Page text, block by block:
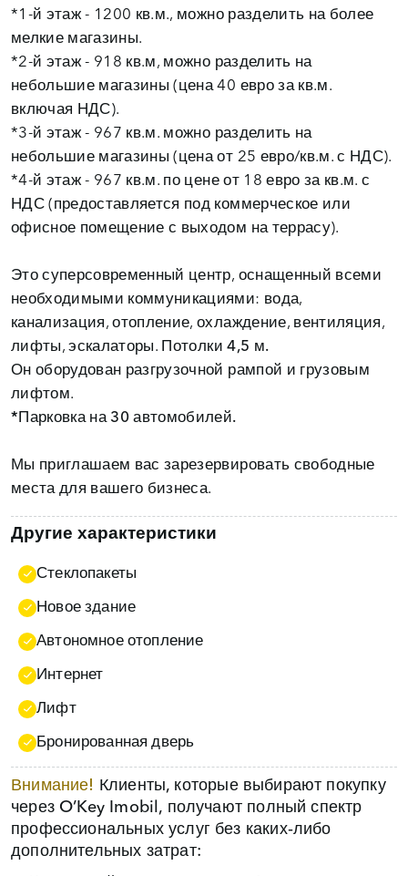
*1-й этаж - 1200 кв.м., можно разделить на более
мелкие магазины.
*2-й этаж - 918 кв.м, можно разделить на
небольшие магазины (цена 40 евро за кв.м.
включая НДС).
*3-й этаж - 967 кв.м. можно разделить на
небольшие магазины (цена от 25 евро/кв.м. с НДС).
*4-й этаж - 967 кв.м. по цене от 18 евро за кв.м. с
НДС (предоставляется под коммерческое или
офисное помещение с выходом на террасу).
Это суперсовременный центр, оснащенный всеми
необходимыми коммуникациями: вода,
канализация, отопление, охлаждение, вентиляция,
лифты, эскалаторы. Потолки 4,5 м.
Он оборудован разгрузочной рампой и грузовым
*Парковка на 30 автомобилей.
Мы приглашаем вас зарезервировать свободные
места для вашего бизнеса.
Другие характеристики
Стеклопакеты
Новое здание
Автономное отопление
Интернет
Лифт
Бронированная дверь
Внимание!
Клиенты, которые выбирают покупку
через O’Key Imobil, получают полный спектр
профессиональных услуг без каких‑либо
дополнительных затрат: